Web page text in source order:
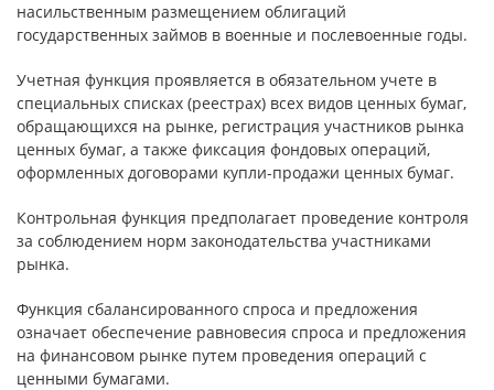
насильственным размещением облигаций
государственных займов в военные и послевоенные годы.
Учетная функция проявляется в обязательном учете в
специальных списках (реестрах) всех видов ценных бумаг,
обращающихся на рынке, регистрация участников рынка
ценных бумаг, а также фиксация фондовых операций,
оформленных договорами купли-продажи ценных бумаг.
Контрольная функция предполагает проведение контроля
за соблюдением норм законодательства участниками
рынка.
Функция сбалансированного спроса и предложения
означает обеспечение равновесия спроса и предложения
на финансовом рынке путем проведения операций с
ценными бумагами.